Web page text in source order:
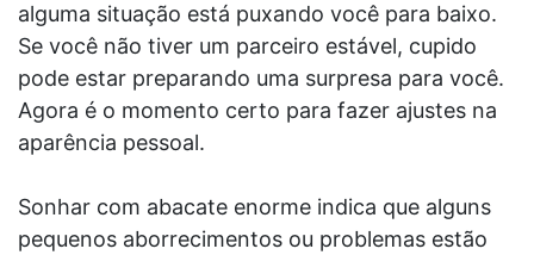
alguma situação está puxando você para baixo.
Se você não tiver um parceiro estável, cupido
pode estar preparando uma surpresa para você.
Agora é o momento certo para fazer ajustes na
aparência pessoal.
Sonhar com abacate enorme indica que alguns
pequenos aborrecimentos ou problemas estão